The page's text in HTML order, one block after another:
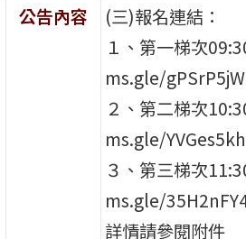
公告內容
(三)報名連結：
１、第一梯次
ms.gle/
２、第二梯次
ms.gle/
３、第三梯次
ms.gle/
詳情請參閱附件